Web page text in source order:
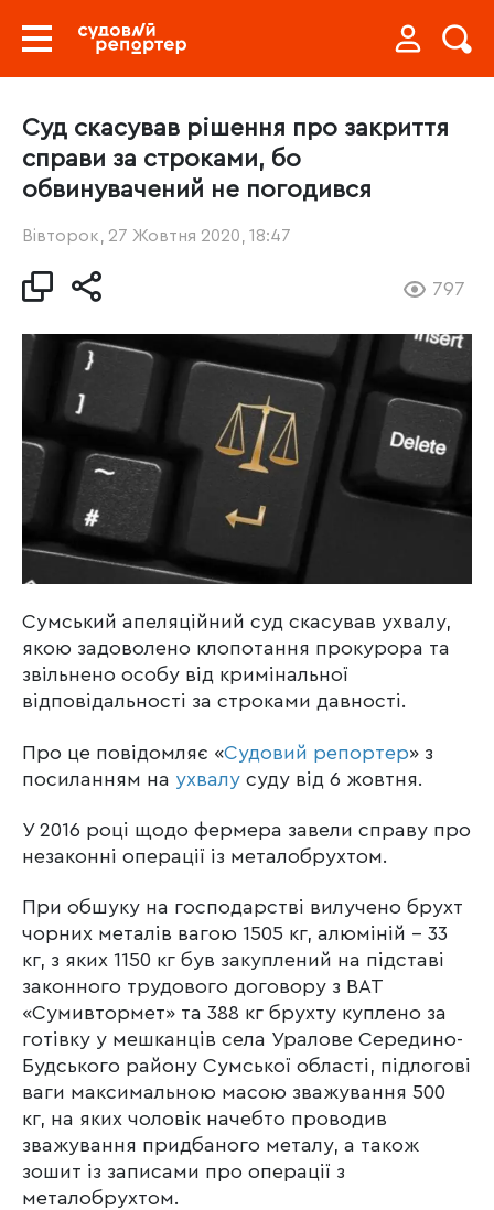
Суд скасував рішення про закриття
справи за строками, бо
обвинувачений не погодився
Вівторок, 27 Жовтня 2020, 18:47
797
Сумський апеляційний суд скасував ухвалу,
якою задоволено клопотання прокурора та
звільнено особу від кримінальної
відповідальності за строками давності.
Про це повідомляє «Судовий репортер» з
посиланням на ухвалу суду від 6 жовтня.
У 2016 році щодо фермера завели справу про
незаконні операції із металобрухтом.
При обшуку на господарстві вилучено брухт
чорних металів вагою 1505 кг, алюміній – 33
кг, з яких 1150 кг був закуплений на підставі
законного трудового договору з ВАТ
«Сумивтормет» та 388 кг брухту куплено за
готівку у мешканців села Уралове Середино-
Будського району Сумської області, підлогові
ваги максимальною масою зважування 500
кг, на яких чоловік начебто проводив
зважування придбаного металу, а також
зошит із записами про операції з
металобрухтом.